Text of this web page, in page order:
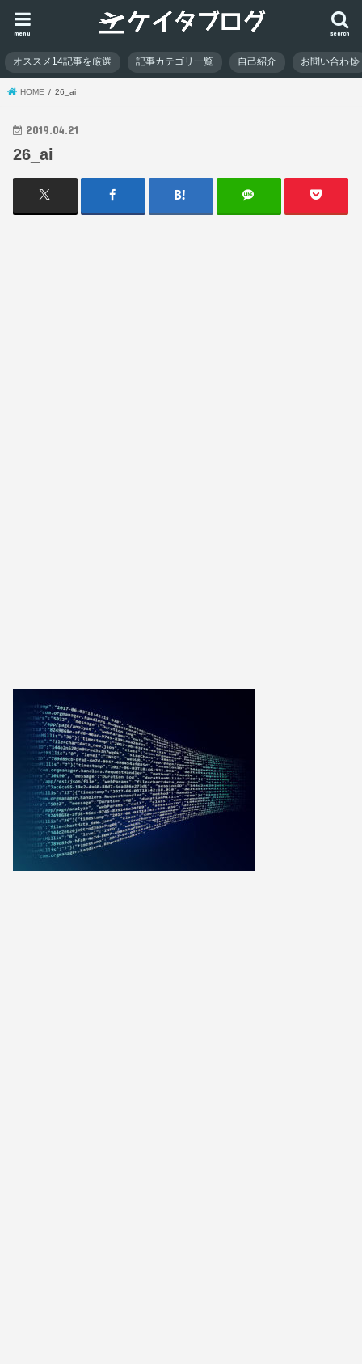
search
menu
オススメ14記事を厳選 記事カテゴリ一覧 自己紹介 お問い合わせ
HOME 26_ai
2019.04.21
26_ai